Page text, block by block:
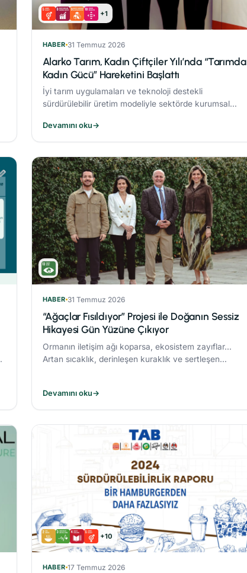
+1
HABER 31 Temmuz 2026
Alarko Tarım, Kadın Çiftçiler Yılı’nda “Tarımda
Kadın Gücü” Hareketini Başlattı
İyi tarım uygulamaları ve teknoloji destekli
sürdürülebilir üretim modeliyle sektörde kurumsal
üçüncü yılında “Tarımda Kadın Gücü” hareketi
başlatıyor.
Devamını oku→
HABER 31 Temmuz 2026
“Ağaçlar Fısıldıyor” Projesi ile Doğanın Sessiz
Hikayesi Gün Yüzüne Çıkıyor
Ormanın iletişim ağı koparsa, ekosistem zayıflar...
Artan sıcaklık, derinleşen kuraklık ve sertleşen
Devamını oku→
+10
HABER 17 Temmuz 2026